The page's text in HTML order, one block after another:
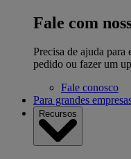
Fale com
Precisa de ajuda para
pedido ou fazer um
Fale conosco
Para grandes
Recursos